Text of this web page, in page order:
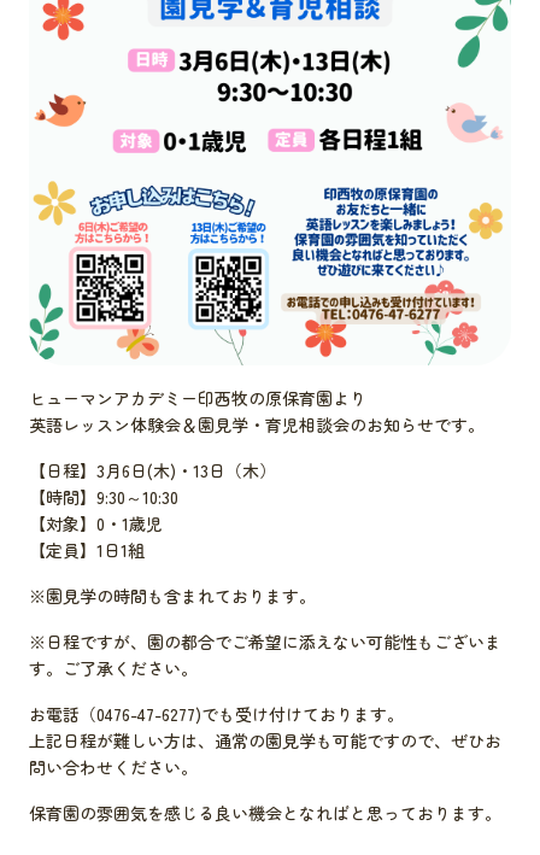
ヒューマンアカデミー印西牧の原保育園より
英語レッスン体験会＆園見学・育児相談会のお知らせです。
【日程】3月6日(木)・13日（木）
【時間】9:30～10:30
【対象】0・1歳児
【定員】1日1組
※園見学の時間も含まれております。
※日程ですが、園の都合でご希望に添えない可能性もございま
す。ご了承ください。
お電話（0476-47-6277)でも受け付けております。
上記日程が難しい方は、通常の園見学も可能ですので、ぜひお
問い合わせください。
保育園の雰囲気を感じる良い機会となればと思っております。